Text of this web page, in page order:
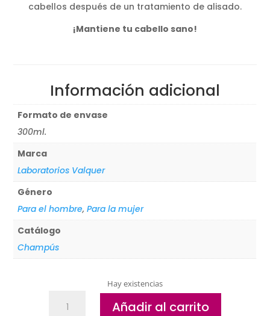
cabellos después de un tratamiento de alisado.
¡Mantiene tu cabello sano!
Información adicional
Formato de envase
300ml.
Marca
Laboratorios Valquer
Género
Para el hombre,Para la mujer
Catálogo
Champús
Hay existencias
Añadir al carrito